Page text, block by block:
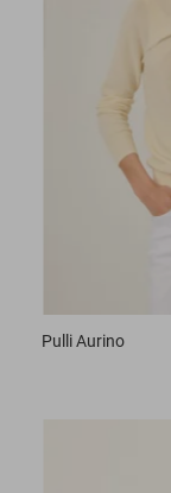
PulliAurino